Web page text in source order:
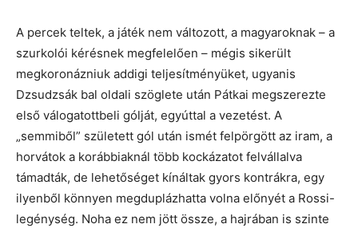
A percek teltek, a játék nem változott, a magyaroknak – a
szurkolói kérésnek megfelelően – mégis sikerült
megkoronázniuk addigi teljesítményüket, ugyanis
Dzsudzsák bal oldali szöglete után Pátkai megszerezte
első válogatottbeli gólját, egyúttal a vezetést. A
„semmiből” született gól után ismét felpörgött az iram, a
horvátok a korábbiaknál több kockázatot felvállalva
támadták, de lehetőséget kínáltak gyors kontrákra, egy
ilyenből könnyen megduplázhatta volna előnyét a Rossi-
legénység. Noha ez nem jött össze, a hajrában is szinte